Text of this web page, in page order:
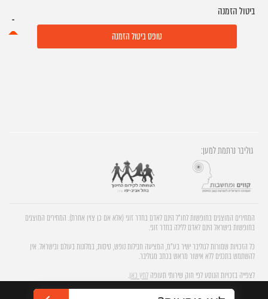
ביטול הזמנה
טופס ביטול הזמנה
גוליבר נרתמת למען:
המחירים המוצגים בחופשות לחו"ל הינם לאדם בחדר זוגי (אלא אם כן צוין אחרת). המחירים המוצגים
בחופשות בישראל הינם לאדם ללילה בחדר זוגי.
כל הזכויות שמורות לגוליבר ישיר בע"מ, המציעה חבילות נופש, טיסות, במלונות בעולם ובישראל. אין
להשתמש בתכנים ללא אישור מראש בכתב מגוליבר.
לצפייה בזכויות הנוסע לפי חוק שירותי תעופהלחץ כאן.